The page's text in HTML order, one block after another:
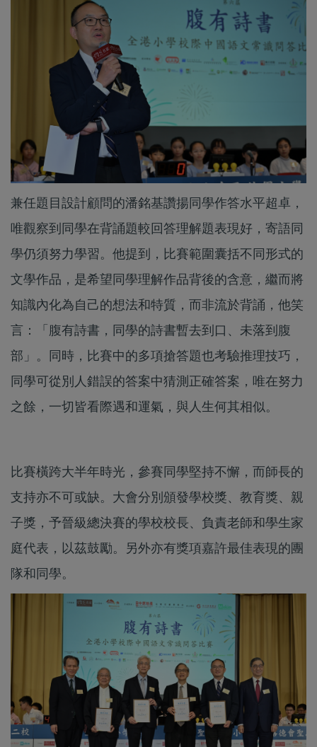
兼任題目設計顧問的潘銘基讚揚同學作答水平超卓，
唯觀察到同學在背誦題較回答理解題表現好，寄語同
學仍須努力學習。他提到，比賽範圍囊括不同形式的
文學作品，是希望同學理解作品背後的含意，繼而將
知識內化為自己的想法和特質，而非流於背誦，他笑
言：「腹有詩書，同學的詩書暫去到口、未落到腹
部」。同時，比賽中的多項搶答題也考驗推理技巧，
同學可從別人錯誤的答案中猜測正確答案，唯在努力
之餘，一切皆看際遇和運氣，與人生何其相似。
比賽橫跨大半年時光，參賽同學堅持不懈，而師長的
支持亦不可或缺。大會分別頒發學校獎、教育獎、親
子獎，予晉級總決賽的學校校長、負責老師和學生家
庭代表，以茲鼓勵。另外亦有獎項嘉許最佳表現的團
隊和同學。